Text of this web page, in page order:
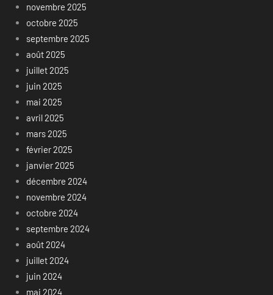
novembre 2025
octobre 2025
septembre 2025
août 2025
juillet 2025
juin 2025
mai 2025
avril 2025
mars 2025
février 2025
janvier 2025
décembre 2024
novembre 2024
octobre 2024
septembre 2024
août 2024
juillet 2024
juin 2024
mai 2024